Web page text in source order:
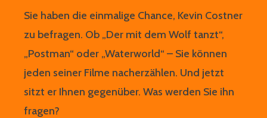
Sie haben die einmalige Chance, Kevin Costner
zu befragen. Ob „Der mit dem Wolf tanzt“,
„Postman“ oder „Waterworld“ – Sie können
jeden seiner Filme nacherzählen. Und jetzt
sitzt er Ihnen gegenüber. Was werden Sie ihn
fragen?